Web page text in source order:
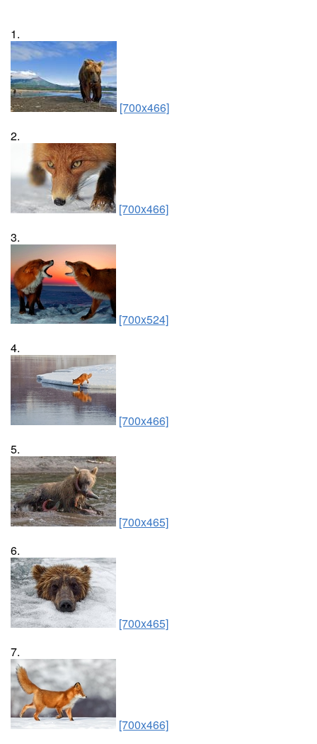
1.
[700x466]
2.
[700x466]
3.
[700x524]
4.
[700x466]
5.
[700x465]
6.
[700x465]
7.
[700x466]